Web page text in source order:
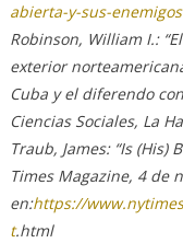
abierta-y-sus-
Robinson, William I.:
exterior
Cuba y el diferendo
Ciencias Sociales, La
Traub, James: “Is (His)
Times Magazine, 4 de
en:https://
t.html